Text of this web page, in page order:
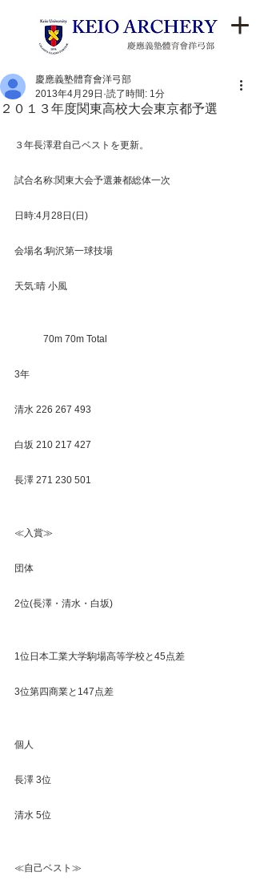
２０１３年度関東高校大会東京都予選
慶應義塾體育會洋弓部
2013年4月29日 読了時間: 1分
３年長澤君自己ベストを更新。
試合名称:関東大会予選兼都総体一次
日時:4月28日(日)
会場名:駒沢第一球技場
天気:晴 小風
70m 70m Total
3年
清水 226 267 493
白坂 210 217 427
長澤 271 230 501
≪入賞≫
団体
2位(長澤・清水・白坂)
1位日本工業大学駒場高等学校と45点差
3位第四商業と147点差
個人
長澤 3位
清水 5位
≪自己ベスト≫